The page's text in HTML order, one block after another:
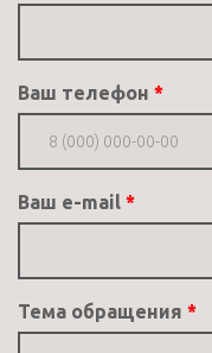
Ваш телефон
Ваш e-mail
Тема обращения